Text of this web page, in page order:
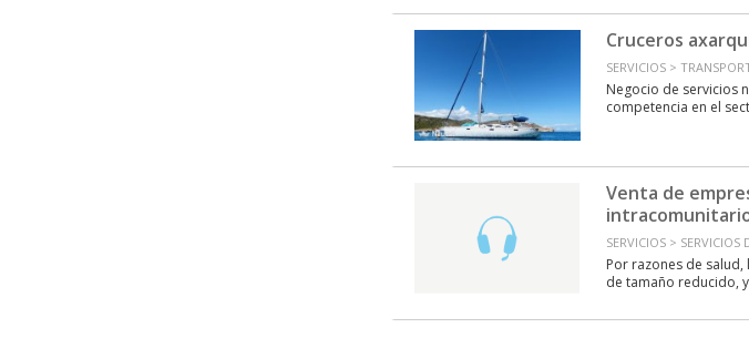
Cruceros
SERVICIOS >
Negocio de servicios
competencia en el
Venta de
SERVICIOS > SERVICIOS
Por razones de
de tamaño reducido,